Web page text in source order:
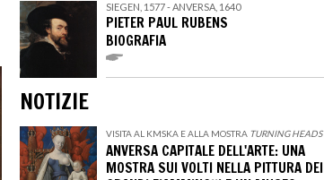
SIEGEN, 1577 - ANVERSA, 1640
PIETER PAUL RUBENS
BIOGRAFIA
NOTIZIE
VISITA AL KMSKA E ALLA MOSTRA TURNING HEADS
ANVERSA CAPITALE DELL'ARTE: UNA
MOSTRA SUI VOLTI NELLA PITTURA DEI